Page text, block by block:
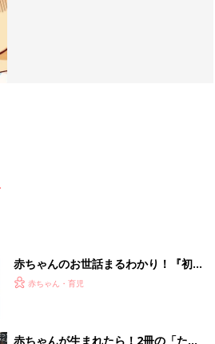
赤ちゃんのお世話まるわかり！『初め
てのひよこクラブ 夏号』〈巻頭大特
赤ちゃん・育児
赤ちゃんが生まれたら！2冊の「たま